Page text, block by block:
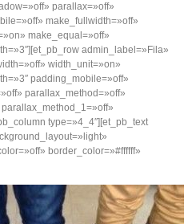
parallax=»off»
make_fullwidth=»off»
make_equal=»off»
admin_label=»Fila»
width_unit=»on»
padding_mobile=»off»
parallax_method=»off»
type=»4_4″][et_pb_text
border_color=»#ffffff»